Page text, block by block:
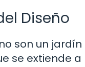
Diseño
son un
se extiende